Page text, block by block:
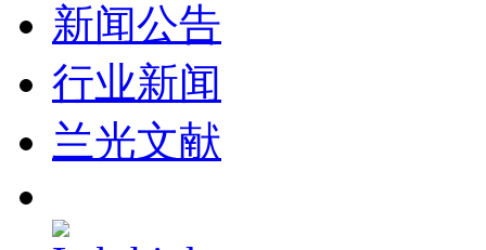
新闻公告
行业新闻
兰光文献